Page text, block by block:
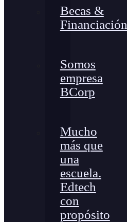
Becas &
Financiación
Somos
empresa
BCorp
Mucho
más que
una
escuela.
Edtech
con
propósito